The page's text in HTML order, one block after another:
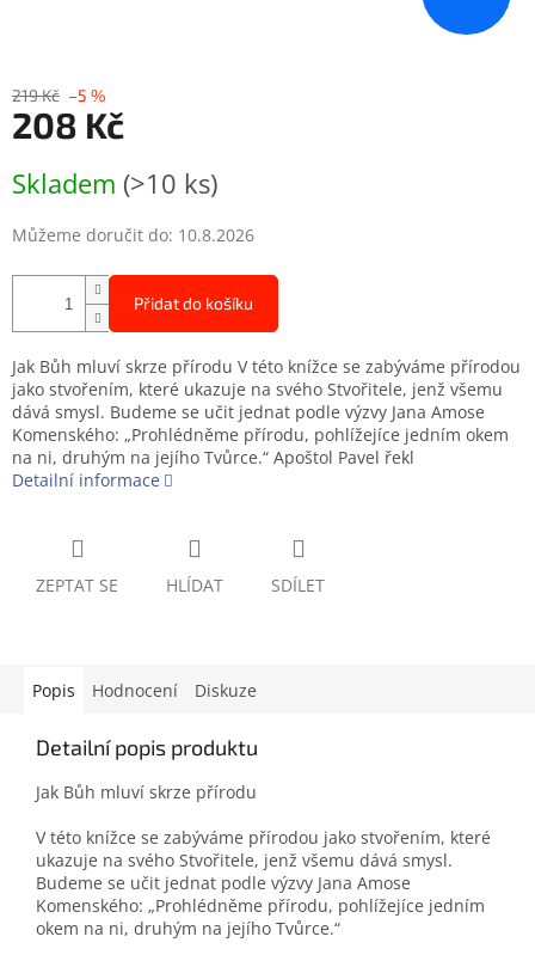
219 Kč –5 %
208 Kč
cena:
Skladem (>10 ks)
Můžeme doručit do: 10.8.2026
Přidat do košíku
Jak Bůh mluví skrze přírodu V této knížce se zabýváme přírodou
jako stvořením, které ukazuje na svého Stvořitele, jenž všemu
dává smysl. Budeme se učit jednat podle výzvy Jana Amose
Komenského: „Prohlédněme přírodu, pohlížejíce jedním okem
na ni, druhým na jejího Tvůrce.“ Apoštol Pavel řekl
Detailní informace
ZEPTAT SE HLÍDAT SDÍLET
Popis Hodnocení Diskuze
Detailní popis produktu
Jak Bůh mluví skrze přírodu
V této knížce se zabýváme přírodou jako stvořením, které
ukazuje na svého Stvořitele, jenž všemu dává smysl.
Budeme se učit jednat podle výzvy Jana Amose
Komenského: „Prohlédněme přírodu, pohlížejíce jedním
okem na ni, druhým na jejího Tvůrce.“